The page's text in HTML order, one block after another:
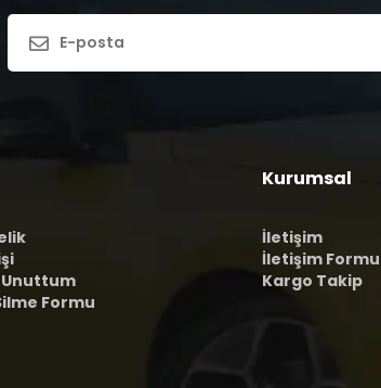
Formu
Kurumsal
İletişim
İletişim Formu
Kargo Takip